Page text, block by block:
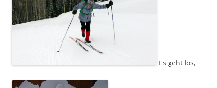
Es geht los,